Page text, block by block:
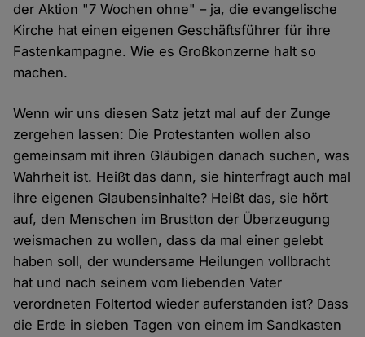
der Aktion "7 Wochen ohne" – ja, die evangelische
Kirche hat einen eigenen Geschäftsführer für ihre
Fastenkampagne. Wie es Großkonzerne halt so
machen.
Wenn wir uns diesen Satz jetzt mal auf der Zunge
zergehen lassen: Die Protestanten wollen also
gemeinsam mit ihren Gläubigen danach suchen, was
Wahrheit ist. Heißt das dann, sie hinterfragt auch mal
ihre eigenen Glaubensinhalte? Heißt das, sie hört
auf, den Menschen im Brustton der Überzeugung
weismachen zu wollen, dass da mal einer gelebt
haben soll, der wundersame Heilungen vollbracht
hat und nach seinem vom liebenden Vater
verordneten Foltertod wieder auferstanden ist? Dass
die Erde in sieben Tagen von einem im Sandkasten